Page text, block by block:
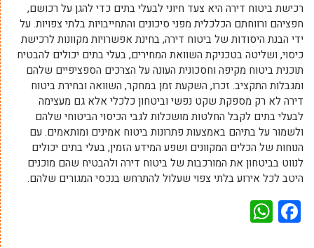
רכישת ביטוח דירה היא צעד חיוני לבעלי בתים כדי להגן על רכושם,
חפציהם ורווחתם הכלכלית מפני סיכונים והתחייבויות בלתי צפויות. על
ידי הבנת היסודות של ביטוח דירה, בחינת אפשרויות מקוונות לרכישת
כיסוי, ושליטה בטכניקת השוואת המחירים, בעלי בתים יכולים להבטיח
תוכנית ביטוח מקיפה וחסכונית העונה על הצרכים הספציפיים שלהם
ומגבלות התקציב. זכרו, השקעת זמן במחקר, השוואה ובחירת ביטוח
דירה לא רק מספקת שקט נפשי וביטחון כלכלי אלא גם מעצימה
לבעלי בתים לקבל החלטות מושכלות לגבי הכיסוי הביטוחי שלהם
ולשמור על בתיהם באמצעות פתרונות ביטוח אמינים ומותאמים. עם
הנוחות של הכלים המקוונים ושפע המידע הזמין, בעלי בתים יכולים
לנווט בביטחון את המורכבות של ביטוח דירה ולהבטיח שהם מוכנים
היטב לכל אירוע בלתי צפוי שעלול להתרחש בנכסי המגורים שלהם.
Facebook